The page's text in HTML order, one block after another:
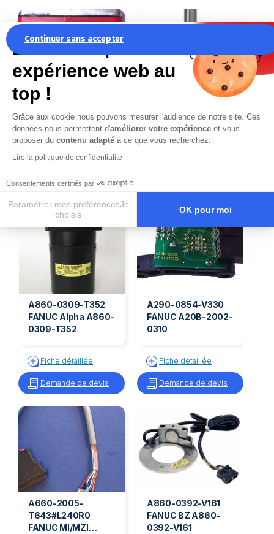
Continuer sans accepter
La recette pour une
expérience web au
top !
Grâce aux cookie nous pouvons mesurer l'audience de notre site. Ces
données nous permettent d'améliorer votre expérience et vous
proposer du contenu adapté à ce que vous recherchez.
Lire la politique de confidentialité
Consentements certifiés par
Paramétrer mes préférencesJe
choisis
OK pour moi
Axeptio consent
Plateforme de Gestion du Consentement : Personnalisez vos
Notre plateforme vous permet d'adapter et de gérer vos
A860-0315-T103
FANUC A860-0315-
T103
Fiche détaillée
Demande de devis
FANUC A860-
0309-T302
A860-0309-T352
FANUC Alpha A860-
0309-T352
Fiche détaillée
Demande de devis
A290-0854-V330
FANUC A20B-2002-
0310
Fiche détaillée
Demande de devis
A660-2005-
T643#L240R0
FANUC MI/MZI
A860-0392-V161
FANUC BZ A860-
0392-V161